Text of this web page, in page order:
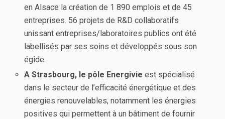
en Alsace la création de 1 890 emplois et de 45
entreprises. 56 projets de R&D collaboratifs
unissant entreprises/laboratoires publics ont été
labellisés par ses soins et développés sous son
égide.
A Strasbourg, le pôle Energivieest spécialisé
dans le secteur de l’efficacité énergétique et des
énergies renouvelables, notamment les énergies
positives qui permettent à un bâtiment de fournir